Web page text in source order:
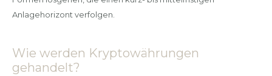
Anlagehorizont verfolgen.
Wie werden Kryptowährungen
gehandelt?